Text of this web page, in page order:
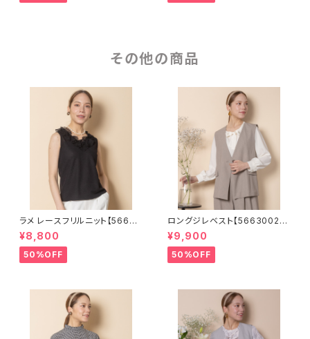
その他の商品
ラメ レースフリルニット【56681
01】
¥8,800
50%OFF
ロングジレベスト【5663002】S
ET可
¥9,900
50%OFF